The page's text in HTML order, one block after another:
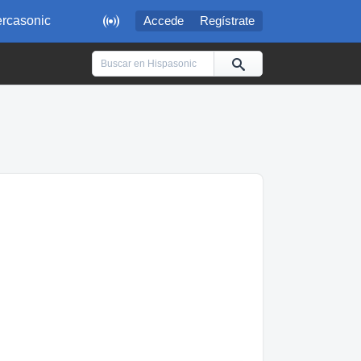
 Accede Regístrate